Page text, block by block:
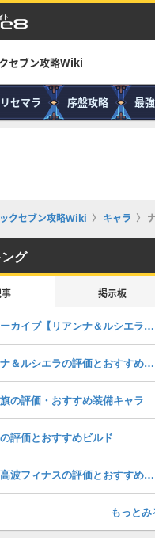
セブン攻略Wiki
リセマラ 序盤攻略 最
クセブン攻略Wiki キャラ
グ
掲示板
戦術アーカイブ【リアンナ＆ルシエラ】の攻略情報・クリア編成まとめ
リアンナ＆ルシエラの評価とおすすめビルド
の評価・おすすめ装備キャラ
評価とおすすめビルド
銀色の高波フィナスの評価とおすすめビルド
もっとみ